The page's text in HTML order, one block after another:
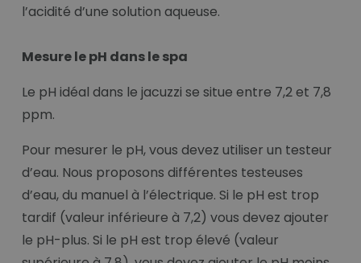
l’acidité d’une solution aqueuse.
Mesure le pH dans le spa
Le pH idéal dans le jacuzzi se situe entre 7,2 et 7,8
ppm.
Pour mesurer le pH, vous devez utiliser un testeur
d’eau. Nous proposons différentes testeuses
d’eau, du manuel à l’électrique. Si le pH est trop
tardif (valeur inférieure à 7,2) vous devez ajouter
le pH-plus. Si le pH est trop élevé (valeur